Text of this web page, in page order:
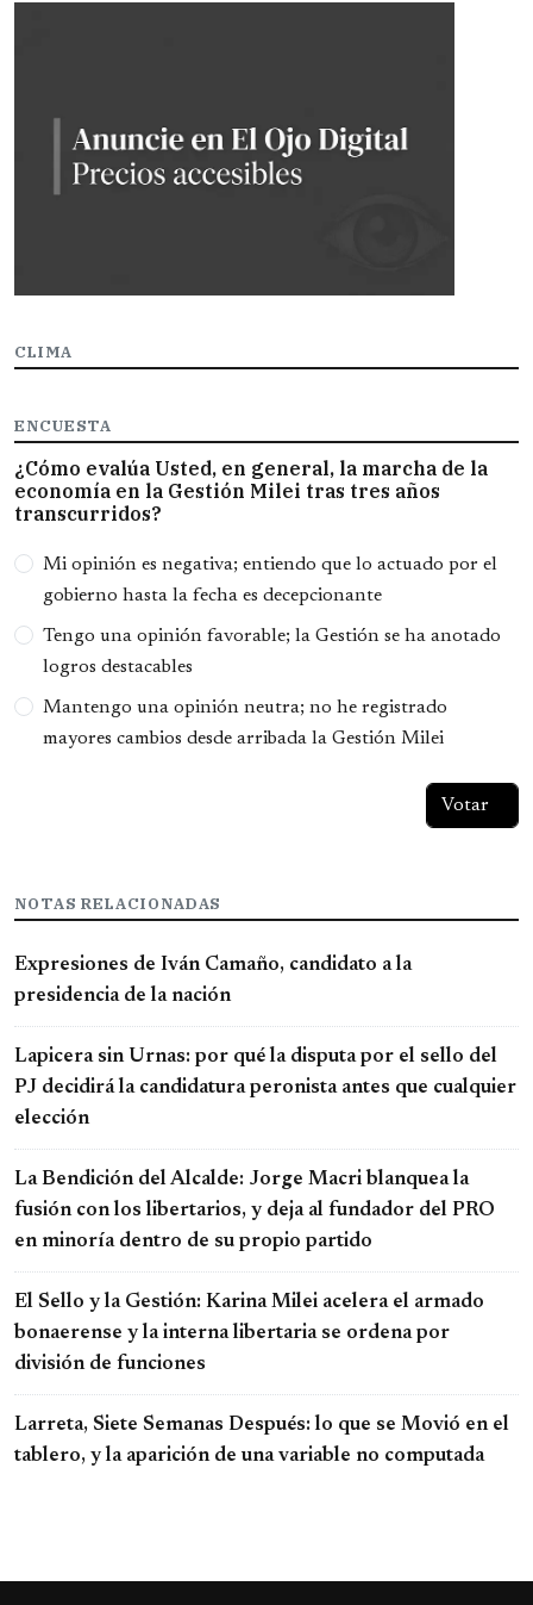
CLIMA
ENCUESTA
¿Cómo evalúa Usted, en general, la marcha de la
economía en la Gestión Milei tras tres años
transcurridos?
Opciones
Mi opinión es negativa; entiendo que lo actuado por el
gobierno hasta la fecha es decepcionante
Tengo una opinión favorable; la Gestión se ha anotado
logros destacables
Mantengo una opinión neutra; no he registrado
mayores cambios desde arribada la Gestión Milei
NOTAS RELACIONADAS
Expresiones de Iván Camaño, candidato a la
presidencia de la nación
Lapicera sin Urnas: por qué la disputa por el sello del
PJ decidirá la candidatura peronista antes que cualquier
elección
La Bendición del Alcalde: Jorge Macri blanquea la
fusión con los libertarios, y deja al fundador del PRO
en minoría dentro de su propio partido
El Sello y la Gestión: Karina Milei acelera el armado
bonaerense y la interna libertaria se ordena por
división de funciones
Larreta, Siete Semanas Después: lo que se Movió en el
tablero, y la aparición de una variable no computada